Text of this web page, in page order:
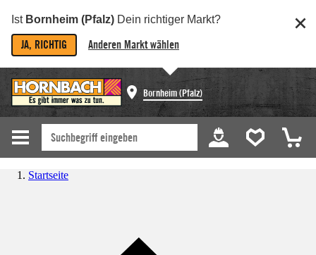
Ist Bornheim (Pfalz) Dein richtiger Markt?
JA, RICHTIG Anderen Markt wählen
Bornheim (Pfalz)
Startseite